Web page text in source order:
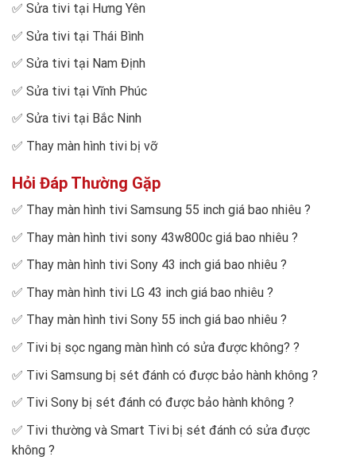
✅ Sửa tivi tại Hưng Yên
✅ Sửa tivi tại Thái Bình
✅ Sửa tivi tại Nam Định
✅ Sửa tivi tại Vĩnh Phúc
✅ Sửa tivi tại Bắc Ninh
✅ Thay màn hình tivi bị vỡ
Hỏi Đáp Thường Gặp
✅ Thay màn hình tivi Samsung 55 inch giá bao nhiêu ?
✅ Thay màn hình tivi sony 43w800c giá bao nhiêu ?
✅ Thay màn hình tivi Sony 43 inch giá bao nhiêu ?
✅ Thay màn hình tivi LG 43 inch giá bao nhiêu ?
✅ Thay màn hình tivi Sony 55 inch giá bao nhiêu ?
✅ Tivi bị sọc ngang màn hình có sửa được không? ?
✅ Tivi Samsung bị sét đánh có được bảo hành không ?
✅ Tivi Sony bị sét đánh có được bảo hành không ?
✅ Tivi thường và Smart Tivi bị sét đánh có sửa được
không ?